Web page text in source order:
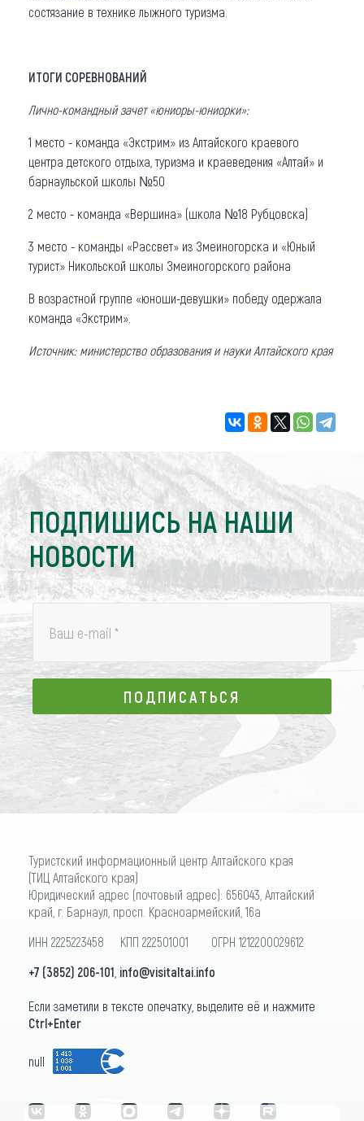
состязание в технике лыжного туризма.
ИТОГИ СОРЕВНОВАНИЙ
Лично-командный зачет «юниоры-юниорки»:
1 место - команда «Экстрим» из Алтайского краевого
центра детского отдыха, туризма и краеведения «Алтай» и
барнаульской школы №50
2 место - команда «Вершина» (школа №18 Рубцовска)
3 место - команды «Рассвет» из Змеиногорска и «Юный
турист» Никольской школы Змеиногорского района
В возрастной группе «юноши-девушки» победу одержала
команда «Экстрим».
Источник: министерство образования и науки Алтайского края
ПОДПИШИСЬ НА НАШИ
НОВОСТИ
Ваш e-mail *
ПОДПИСАТЬСЯ
ПОДПИСАТЬСЯ
Туристский информационный центр Алтайского края
(ТИЦ Алтайского края)
Юридический адрес (почтовый адрес): 656043, Алтайский
край, г. Барнаул, просп. Красноармейский, 16а
ИНН 2225223458 КПП 222501001 ОГРН 1212200029612
+7 (3852) 206-101 info@visitaltai.info
Если заметили в тексте опечатку, выделите её и нажмите
Ctrl+Enter
null